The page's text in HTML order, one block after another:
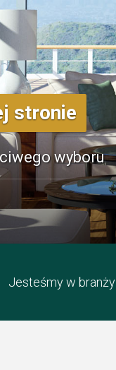
stronie
wyboru
Jesteśmy w